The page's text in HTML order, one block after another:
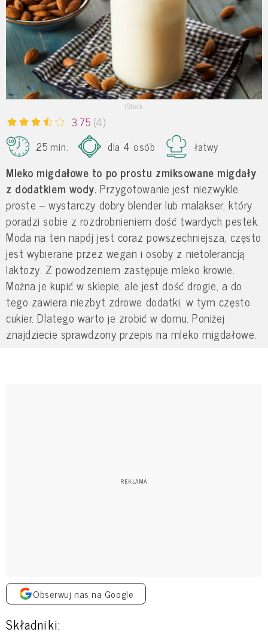
iStock
3.75 (4)
25 min.
dla 4 osób łatwy
Mleko migdałowe to po prostu zmiksowane migdały
z dodatkiem wody. Przygotowanie jest niezwykle
proste – wystarczy dobry blender lub malakser, który
poradzi sobie z rozdrobnieniem dość twardych pestek.
Moda na ten napój jest coraz powszechniejsza, często
jest wybierane przez wegan i osoby z nietolerancją
laktozy. Z powodzeniem zastępuje mleko krowie.
Można je kupić w sklepie, ale jest dość drogie, a do
tego zawiera niezbyt zdrowe dodatki, w tym często
cukier. Dlatego warto je zrobić w domu. Poniżej
znajdziecie sprawdzony przepis na mleko migdałowe.
Obserwuj nas na Google
Składniki: